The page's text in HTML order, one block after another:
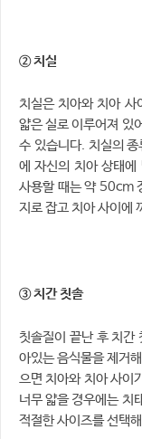
② 치실
치실은 치아와 치아 사
얇은 실로 이루어져 있
수 있습니다. 치실의
에 자신의 치아 상태
사용할 때는 약 50cm
지로 잡고 치아 사이에
③ 치간 칫솔
칫솔질이 끝난 후 치간
아있는 음식물을 제거
으면 치아와 치아 사이
너무 얇을 경우에는 치
적절한 사이즈를 선택